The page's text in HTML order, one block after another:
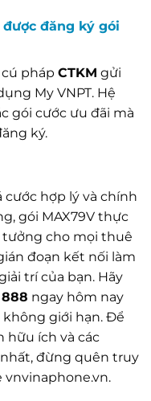
đăng ký gói
pháp CTKM gửi
My VNPT. Hệ
gói cước ưu đãi mà
ký.
cước hợp lý và chính
gói MAX79V thực
tưởng cho mọi thuê
đoạn kết nối làm
trí của bạn. Hãy
888 ngay hôm nay
giới hạn. Để
ích và các
đừng quên truy